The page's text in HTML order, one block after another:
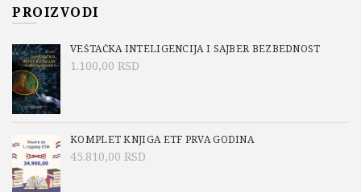
PROIZVODI
VEŠTAČKA INTELIGENCIJA I SAJBER BEZBEDNOST
1.100,00 RSD
KOMPLET KNJIGA ETF PRVA GODINA
45.810,00 RSD